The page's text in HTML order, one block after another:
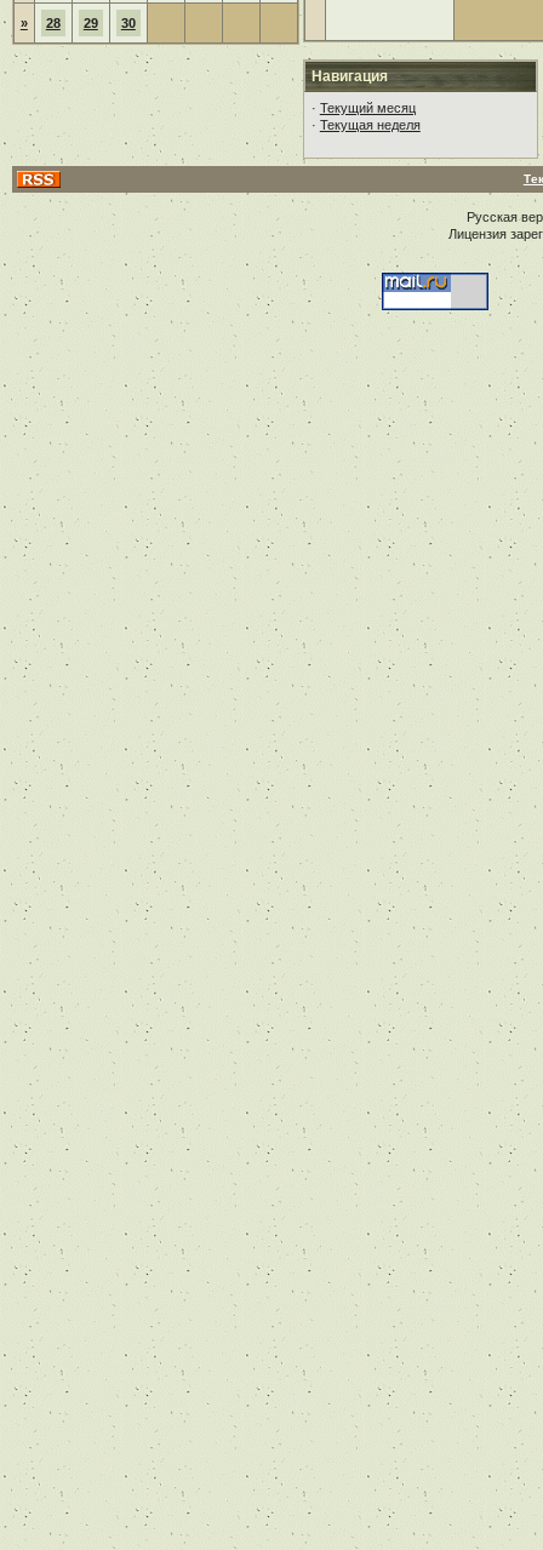
» 28 29 30
Навигация
· Текущий месяц
· Текущая неделя
Русская
Лицензия